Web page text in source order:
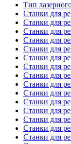
Тип
Станки для
Станки для
Станки для
Станки для
Станки для
Станки для
Станки для
Станки для
Станки для
Станки для
Станки для
Станки для
Станки для
Станки для
Станки для